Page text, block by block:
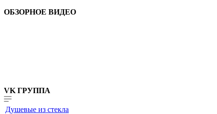
ОБЗОРНОЕ ВИДЕО
VK ГРУППА
Душевые из стекла